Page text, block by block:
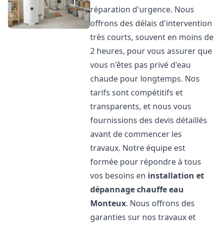
réparation d'urgence. Nous
offrons des délais d'intervention
très courts, souvent en moins de
2 heures, pour vous assurer que
vous n'êtes pas privé d'eau
chaude pour longtemps. Nos
tarifs sont compétitifs et
transparents, et nous vous
fournissions des devis détaillés
avant de commencer les
travaux. Notre équipe est
formée pour répondre à tous
vos besoins en installation et
dépannage chauffe eau
Monteux. Nous offrons des
garanties sur nos travaux et